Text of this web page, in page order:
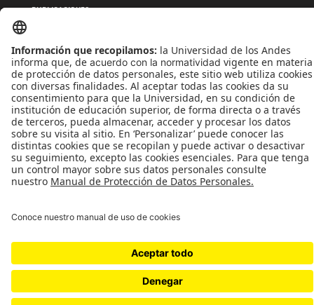
PUBLICACIONES
POLÍTICAS DE TRATAMIENTOS DE DATOS
TÉRMINOS Y CONDICIONES
Reconocimiento como Universidad: Decreto 1297 del 30 de mayo de 1964.